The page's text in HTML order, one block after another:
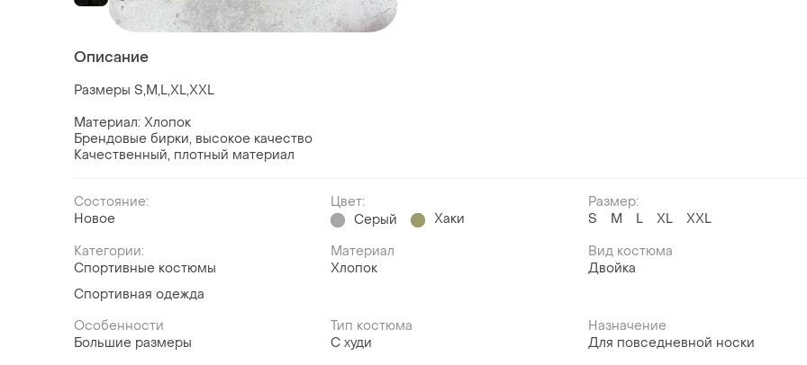
Описание
Размеры S,M,L,XL,XXL
Материал: Хлопок
Брендовые бирки, высокое качество
Качественный, плотный материал
Состояние:
Новое
Цвет:
Серый
Хаки
Размер:
S
M L XL
XXL
Категории:
Спортивные костюмы
Спортивная одежда
Материал
Хлопок
Вид костюма
Двойка
Особенности
Большие размеры
Тип костюма
С худи
Назначение
Для повседневной носки